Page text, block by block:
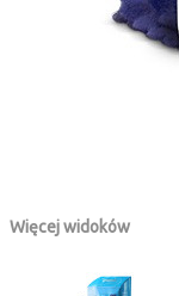
Więcej widoków